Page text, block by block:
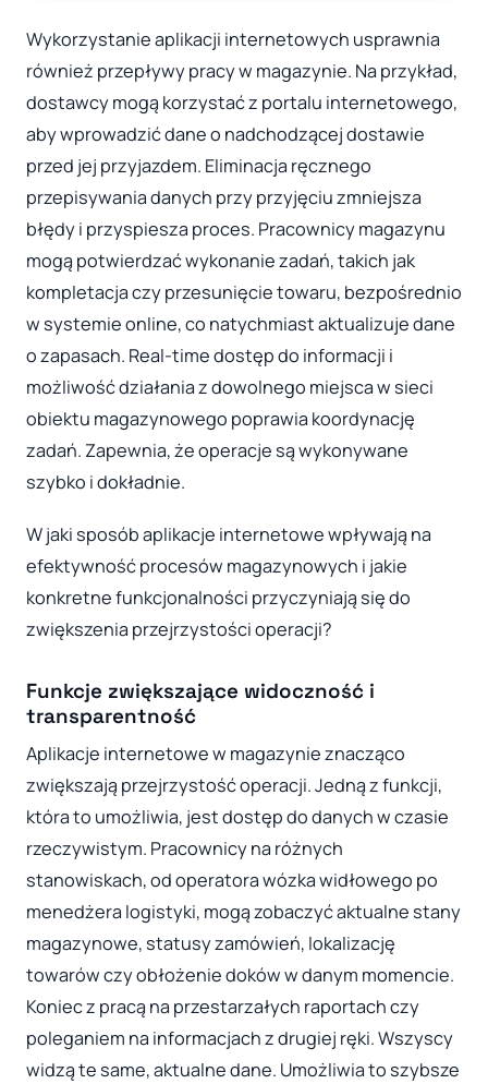
Wykorzystanie aplikacji internetowych usprawnia
również przepływy pracy w magazynie. Na przykład,
dostawcy mogą korzystać z portalu internetowego,
aby wprowadzić dane o nadchodzącej dostawie
przed jej przyjazdem. Eliminacja ręcznego
przepisywania danych przy przyjęciu zmniejsza
błędy i przyspiesza proces. Pracownicy magazynu
mogą potwierdzać wykonanie zadań, takich jak
kompletacja czy przesunięcie towaru, bezpośrednio
w systemie online, co natychmiast aktualizuje dane
o zapasach. Real-time dostęp do informacji i
możliwość działania z dowolnego miejsca w sieci
obiektu magazynowego poprawia koordynację
zadań. Zapewnia, że operacje są wykonywane
szybko i dokładnie.
W jaki sposób aplikacje internetowe wpływają na
efektywność procesów magazynowych i jakie
konkretne funkcjonalności przyczyniają się do
zwiększenia przejrzystości operacji?
Funkcje zwiększające widoczność i
transparentność
Aplikacje internetowe w magazynie znacząco
zwiększają przejrzystość operacji. Jedną z funkcji,
która to umożliwia, jest dostęp do danych w czasie
rzeczywistym. Pracownicy na różnych
stanowiskach, od operatora wózka widłowego po
menedżera logistyki, mogą zobaczyć aktualne stany
magazynowe, statusy zamówień, lokalizację
towarów czy obłożenie doków w danym momencie.
Koniec z pracą na przestarzałych raportach czy
poleganiem na informacjach z drugiej ręki. Wszyscy
widzą te same, aktualne dane. Umożliwia to szybsze